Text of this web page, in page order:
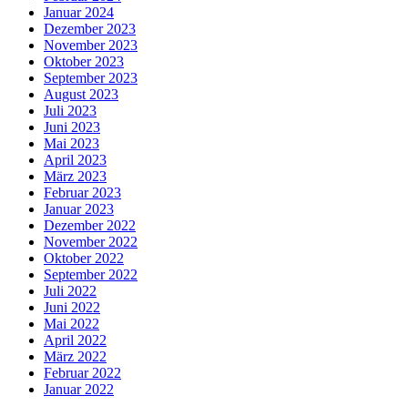
Januar 2024
Dezember 2023
November 2023
Oktober 2023
September 2023
August 2023
Juli 2023
Juni 2023
Mai 2023
April 2023
März 2023
Februar 2023
Januar 2023
Dezember 2022
November 2022
Oktober 2022
September 2022
Juli 2022
Juni 2022
Mai 2022
April 2022
März 2022
Februar 2022
Januar 2022